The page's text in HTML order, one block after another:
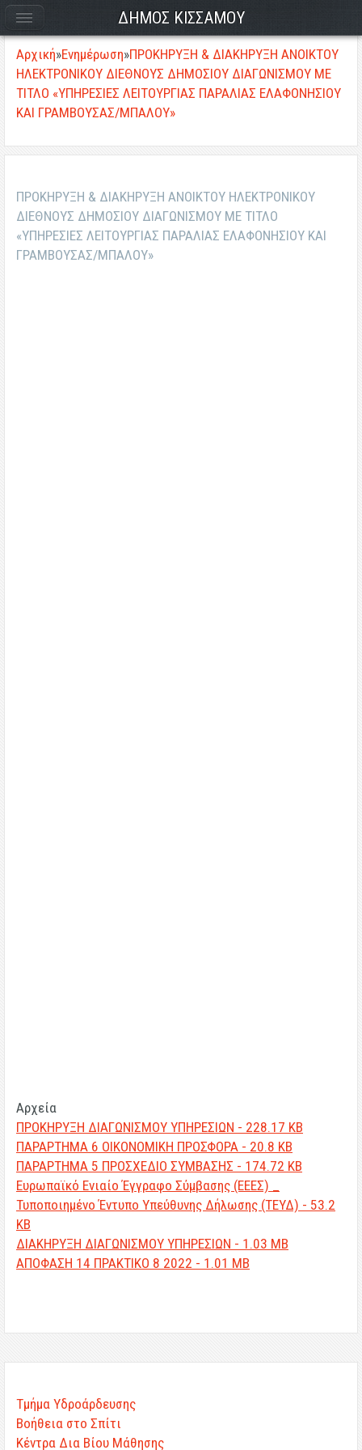
Αρχική»Ενημέρωση»ΠΡΟΚΗΡΥΞΗ & ΔΙΑΚΗΡΥΞΗ ΑΝΟΙΚΤΟΥ
ΗΛΕΚΤΡΟΝΙΚΟΥ ΔΙΕΘΝΟΥΣ ΔΗΜΟΣΙΟΥ ΔΙΑΓΩΝΙΣΜΟΥ ΜΕ
ΤΙΤΛΟ «ΥΠΗΡΕΣΙΕΣ ΛΕΙΤΟΥΡΓΙΑΣ ΠΑΡΑΛΙΑΣ ΕΛΑΦΟΝΗΣΙΟΥ
ΚΑΙ ΓΡΑΜΒΟΥΣΑΣ/ΜΠΑΛΟΥ»
ΠΡΟΚΗΡΥΞΗ & ΔΙΑΚΗΡΥΞΗ ΑΝΟΙΚΤΟΥ ΗΛΕΚΤΡΟΝΙΚΟΥ
ΔΙΕΘΝΟΥΣ ΔΗΜΟΣΙΟΥ ΔΙΑΓΩΝΙΣΜΟΥ ΜΕ ΤΙΤΛΟ
«ΥΠΗΡΕΣΙΕΣ ΛΕΙΤΟΥΡΓΙΑΣ ΠΑΡΑΛΙΑΣ ΕΛΑΦΟΝΗΣΙΟΥ ΚΑΙ
ΓΡΑΜΒΟΥΣΑΣ/ΜΠΑΛΟΥ»
Αρχεία
ΠΡΟΚΗΡΥΞΗ ΔΙΑΓΩΝΙΣΜΟΥ ΥΠΗΡΕΣΙΩΝ - 228.17 KB
ΠΑΡΑΡΤΗΜΑ 6 ΟΙΚΟΝΟΜΙΚΗ ΠΡΟΣΦΟΡΑ - 20.8 KB
ΠΑΡΑΡΤΗΜΑ 5 ΠΡΟΣΧΕΔΙΟ ΣΥΜΒΑΣΗΣ - 174.72 KB
Ευρωπαϊκό Ενιαίο Έγγραφο Σύμβασης (ΕΕΕΣ) _
Τυποποιημένο Έντυπο Υπεύθυνης Δήλωσης (ΤΕΥΔ) - 53.2
KB
ΔΙΑΚΗΡΥΞΗ ΔΙΑΓΩΝΙΣΜΟΥ ΥΠΗΡΕΣΙΩΝ - 1.03 MB
ΑΠΟΦΑΣΗ 14 ΠΡΑΚΤΙΚΟ 8 2022 - 1.01 MB
Τμήμα Υδροάρδευσης
Βοήθεια στο Σπίτι
Κέντρα Δια Βίου Μάθησης
ΔΗΜΟΣ ΚΙΣΣΑΜΟΥ